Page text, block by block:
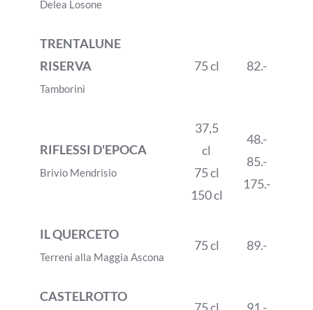
Delea Losone
TRENTALUNE
RISERVA
Tamborini
75 cl 82.-
RIFLESSI D'EPOCA
Brivio Mendrisio
37,5
cl
75 cl
150 cl
48.-
85.-
175.-
IL QUERCETO
Terreni alla Maggia Ascona
75 cl 89.-
CASTELROTTO